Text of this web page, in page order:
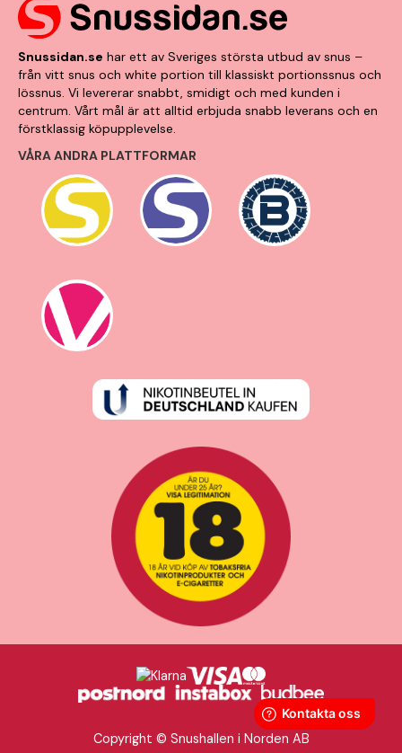
Snussidan.se har ett av Sveriges största utbud av snus –
från vitt snus och white portion till klassiskt portionssnus och
lössnus. Vi levererar snabbt, smidigt och med kunden i
centrum. Vårt mål är att alltid erbjuda snabb leverans och en
förstklassig köpupplevelse.
VÅRA ANDRA PLATTFORMAR
Copyright © Snushallen i Norden AB